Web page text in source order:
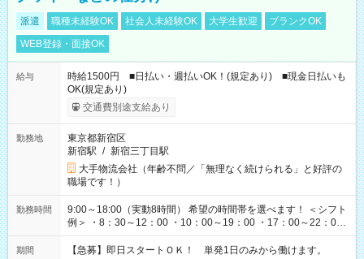
派遣 職種未経験OK 社会人未経験OK 大学生歓迎
ブランクOK
WEB登録・面接OK
給与
時給1500円 ■日払い・週払いOK！(規定あり) ■現金日払いも
OK(規定あり)
交通費別途支給あり
勤務地
東京都新宿区
新宿駅 / 新宿三丁目駅
大手物流会社（年齢不問／「無理なく続けられる」と好評の
職場です！）
勤務時間
9:00～18:00（実動8時間） 希望の時間帯を選べます！ ＜シフト
例＞ ・8：30～12：00 ・10：00～19：00 ・17：00～22：00
・13：00～22：00 ・22：00～翌6：00 など
期間 【急募】即日スタートＯＫ！ 単発1日のみから働けます。